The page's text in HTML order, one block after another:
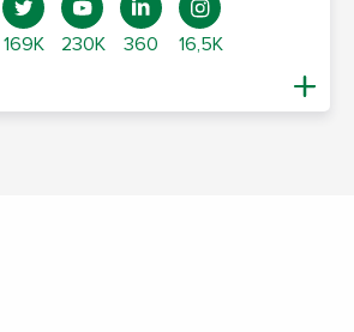
169K 230K 360 16,5K